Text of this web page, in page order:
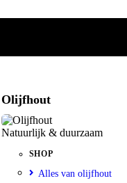
Olijfhout
Natuurlijk & duurzaam
SHOP
Alles van olijfhout